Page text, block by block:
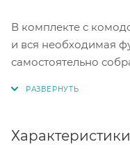
В комплекте с
и вся необходимая
самостоятельно
Характеристики